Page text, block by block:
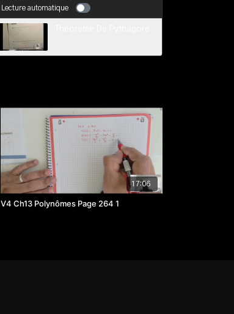
Lecture automatique
17:06
V4 Ch13 Polynômes Page 264 1